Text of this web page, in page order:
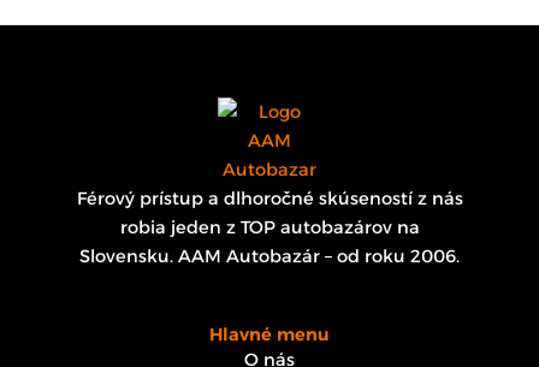
Férový prístup a dlhoročné skúseností z nás
robia jeden z TOP autobazárov na
Slovensku. AAM Autobazár – od roku 2006.
Hlavné menu
O nás